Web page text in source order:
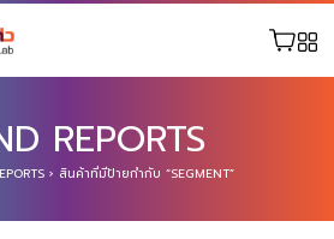
REPORTS
› สินค้าที่มีป้ายกำกับ “SEGMENT”